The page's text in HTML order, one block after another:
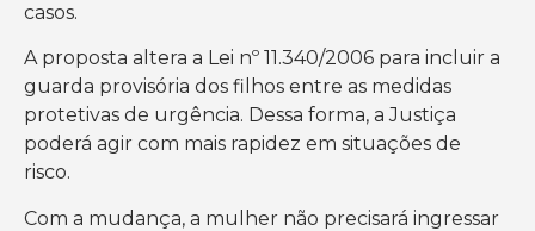
casos.
A proposta altera a Lei nº 11.340/2006 para incluir a
guarda provisória dos filhos entre as medidas
protetivas de urgência. Dessa forma, a Justiça
poderá agir com mais rapidez em situações de
risco.
Com a mudança, a mulher não precisará ingressar